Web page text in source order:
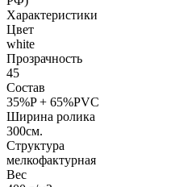
Характеристики
Цвет
white
Прозрачность
45
Состав
35%P + 65%PVC
Ширина ролика
300см.
Структура
мелкофактурная
Вес